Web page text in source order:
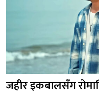
जहीर इकबालसँग